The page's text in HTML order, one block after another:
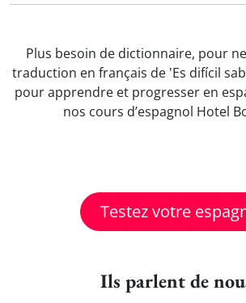
Plus besoin de dictionnaire, pour
traduction en français de 'Es difícil
pour apprendre et progresser en
nos cours d’espagnol Hotel
Testez votre
Ils parlent de